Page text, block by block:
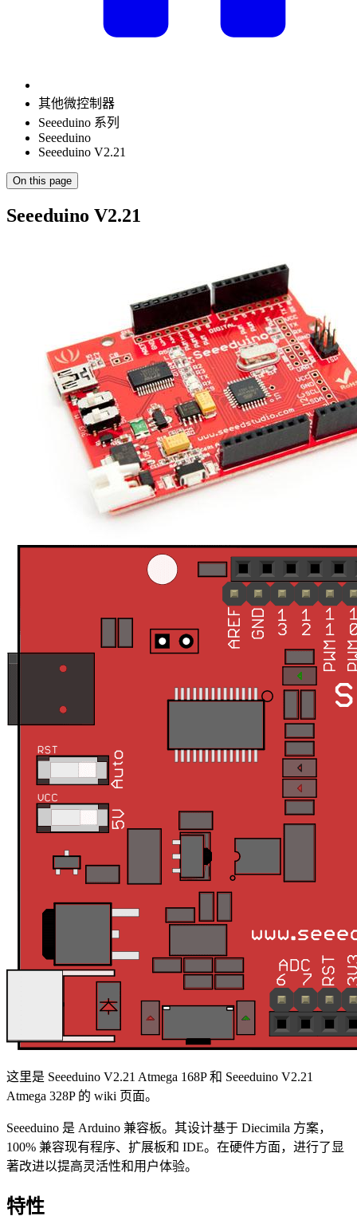
其他微控制器
Seeeduino 系列
Seeeduino
Seeeduino V2.21
On this page
Seeeduino V2.21
这里是 Seeeduino V2.21 Atmega 168P 和 Seeeduino V2.21
Atmega 328P 的 wiki 页面。
Seeeduino 是 Arduino 兼容板。其设计基于 Diecimila 方案，
100% 兼容现有程序、扩展板和 IDE。在硬件方面，进行了显
著改进以提高灵活性和用户体验。
特性